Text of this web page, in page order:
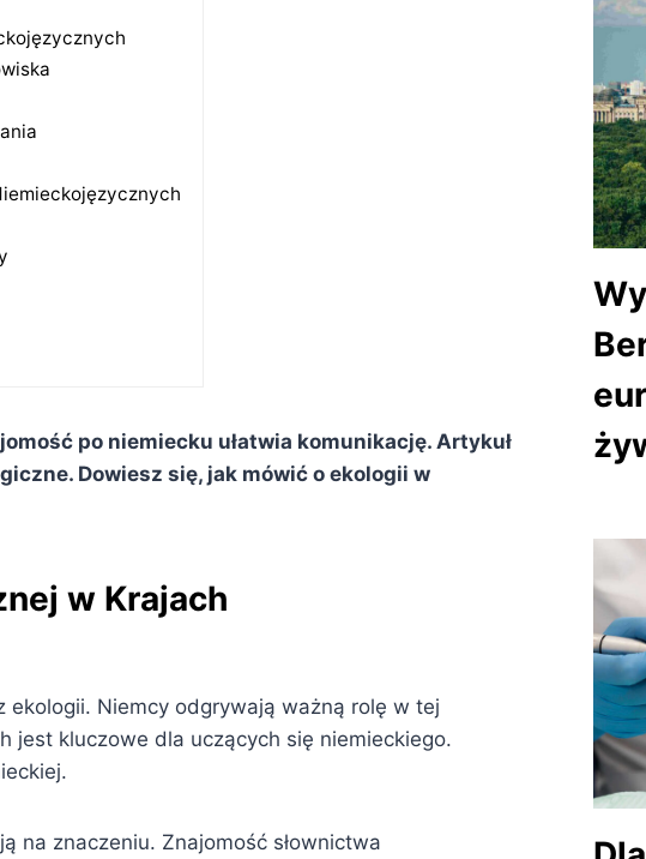
po niemiecku ułatwia komunikację. Artykuł
Dowiesz się, jak mówić o ekologii w
w Krajach
ekologii. Niemcy odgrywają ważną rolę w tej
jest kluczowe dla uczących się niemieckiego.
na znaczeniu. Znajomość słownictwa